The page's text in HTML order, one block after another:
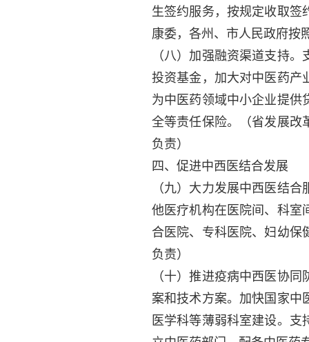
生签约服务，按规定收取签
康委，各州、市人民政府按
（八）加强融资渠道支持。
投资基金，加大对中医药产
为中医药领域中小企业提供
全等责任保险。
（省发展
负责）
四、促进中西医结合发展
（九）大力发展中西医结合
他医疗机构在医院间、科室
合医院、专科医院、妇幼保
负责）
（十）推进疫病中西医协同
案和技术方案。加快国家中
医学科等薄弱科室建设。